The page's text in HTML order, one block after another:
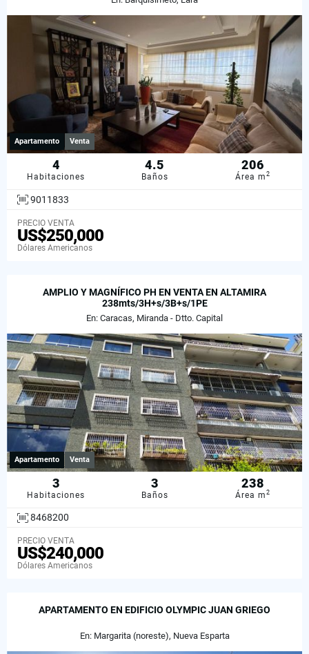
Apartamento Venta
4
Habitaciones
4.5
Baños
206
Área m2
9011833
PRECIO VENTA
US$250,000
Dólares Americanos
AMPLIO Y MAGNÍFICO PH EN VENTA EN ALTAMIRA
238mts/3H+s/3B+s/1PE
En: Caracas, Miranda - Dtto. Capital
Apartamento Venta
3
Habitaciones
3
Baños
238
Área m2
8468200
PRECIO VENTA
US$240,000
Dólares Americanos
APARTAMENTO EN EDIFICIO OLYMPIC JUAN GRIEGO
En: Margarita (noreste), Nueva Esparta